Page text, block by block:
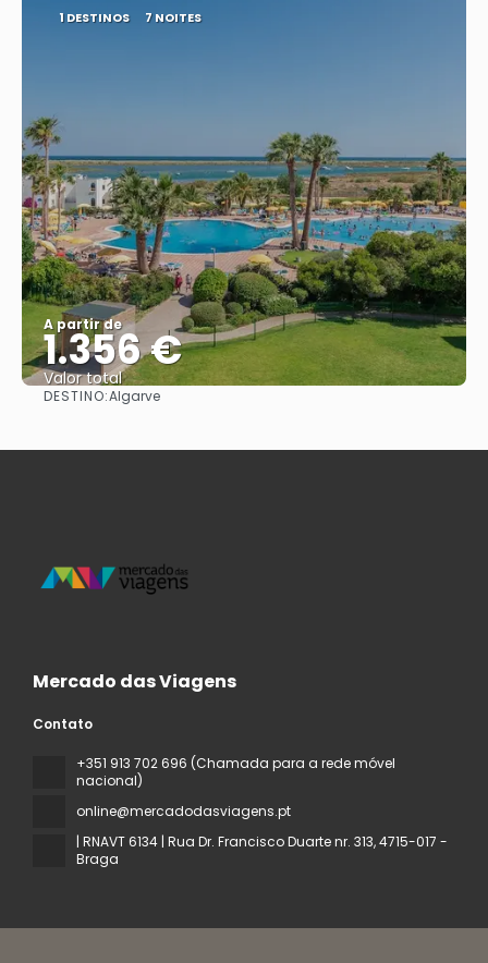
1 DESTINOS 7 NOITES
A partir de
1.356 €
Valor total
DESTINO:Algarve
Mercado das Viagens
Contato
+351 913 702 696 (Chamada para a rede móvel
nacional)
online@mercadodasviagens.pt
| RNAVT 6134 | Rua Dr. Francisco Duarte nr. 313, 4715-017 -
Braga